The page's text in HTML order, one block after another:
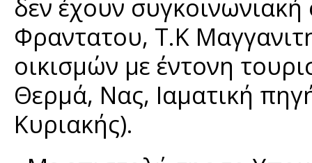
δεν έχουν
Φραντατου, Τ.Κ
οικισμών με έντονη
Θερμά, Νας, Ιαματική
Κυριακής).